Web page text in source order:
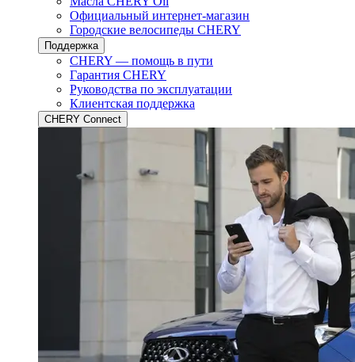
Официальный интернет-магазин
Городские велосипеды CHERY
Поддержка
CHERY — помощь в пути
Гарантия CHERY
Руководства по эксплуатации
Клиентская поддержка
CHERY Connect